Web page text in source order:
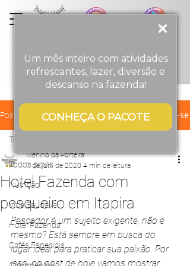
Um mês inteiro com atividades
refrescantes, lazer, diversão e
descanso na fazenda!
CONHEÇA O PACOTE
Post Registre-se
Todos posts
Nutrição
Vida Saudável
Hotel Fazenda
Cafés Especiais
Todos posts
Hotel Fazenda com
pesqueiro em Itapira
Menino da Porteira
7 de jun. de 2020 4 min de leitura
Pescador é um sujeito exigente, não é
mesmo? Está sempre em busca do
lugar ideal para praticar sua paixão. Por
isso, no post de hoje vamos mostrar